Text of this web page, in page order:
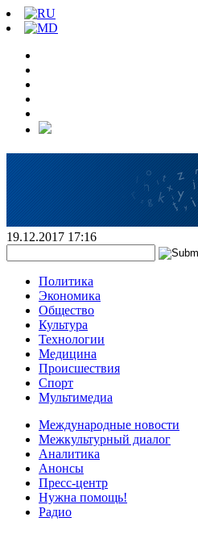
19.12.2017 17:16
Политика
Экономика
Общество
Культура
Технологии
Медицина
Происшествия
Спорт
Мультимедиа
Международные новости
Межкультурный диалог
Аналитика
Анонсы
Пресс-центр
Нужна помощь!
Радио